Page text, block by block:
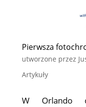
Pierwsza
utworzone przez
Artykuły
W Orlando